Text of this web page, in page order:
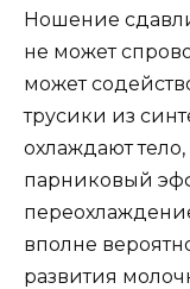
Ношение
не может
может
трусики из
охлаждают
парниковый
вполне
развития